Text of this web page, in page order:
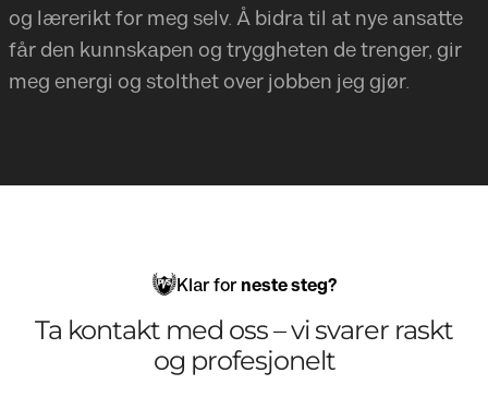
og lærerikt for meg selv. Å bidra til at nye ansatte
får den kunnskapen og tryggheten de trenger, gir
meg energi og stolthet over jobben jeg gjør.
Klar for neste steg?
Ta kontakt med oss – vi svarer raskt
og profesjonelt